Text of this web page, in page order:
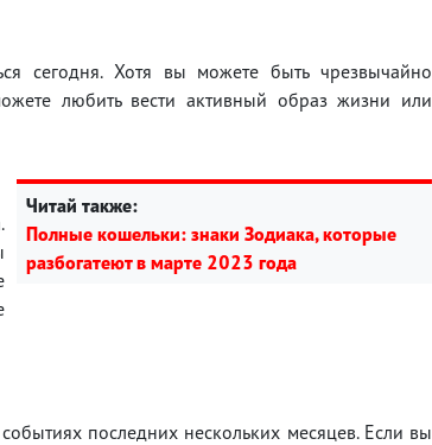
сегодня. Хотя вы можете быть чрезвычайно
любить вести активный образ жизни или
Читай также:
Полные кошельки: знаки Зодиака, которые
разбогатеют в марте 2023 года
последних нескольких месяцев. Если вы